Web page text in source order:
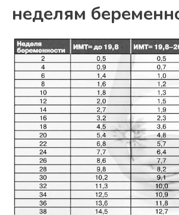
неделям